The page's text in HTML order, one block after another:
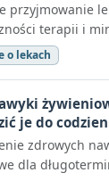
przyjmowanie
terapii i
o lekach
je do
zdrowych
dla